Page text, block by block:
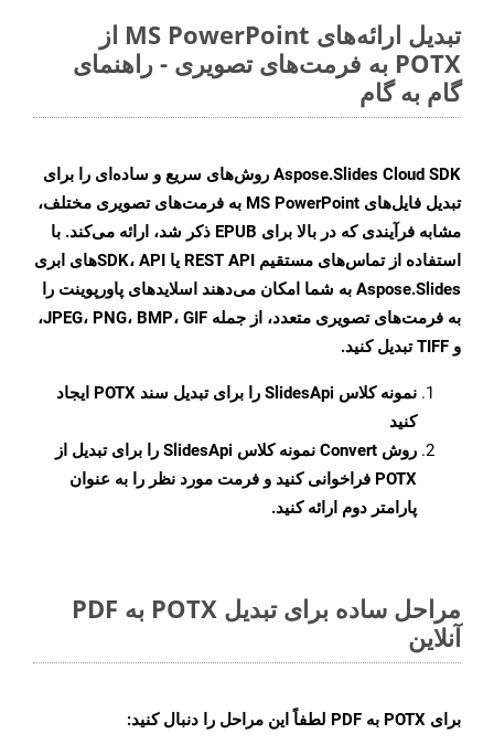
تبدیل ارائه‌های MS PowerPoint از
POTX به فرمت‌های تصویری - راهنمای
گام به گام
Aspose.Slides Cloud SDK روش‌های سریع و ساده‌ای را برای
تبدیل فایل‌های MS PowerPoint به فرمت‌های تصویری مختلف،
مشابه فرآیندی که در بالا برای EPUB ذکر شد، ارائه می‌کند. با
استفاده از تماس‌های مستقیم REST API یا SDK، APIهای ابری
Aspose.Slides به شما امکان می‌دهند اسلایدهای پاورپوینت را
به فرمت‌های تصویری متعدد، از جمله JPEG، PNG، BMP، GIF،
و TIFF تبدیل کنید.
نمونه کلاس SlidesApi
را برای تبدیل سند POTX ایجاد
کنید
روش Convert
نمونه کلاس SlidesApi را برای تبدیل از
POTX فراخوانی کنید و فرمت مورد نظر را به عنوان
پارامتر دوم ارائه کنید.
مراحل ساده برای تبدیل POTX به PDF
آنلاین
برای POTX به PDF لطفاً این مراحل را دنبال کنید: